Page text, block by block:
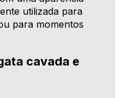
utilizada para
para momentos
cavada e